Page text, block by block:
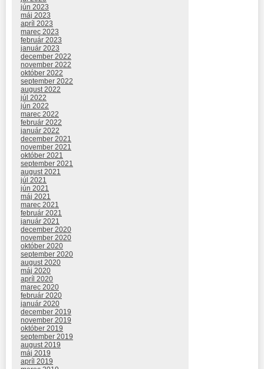
jún 2023
máj 2023
apríl 2023
marec 2023
február 2023
január 2023
december 2022
november 2022
október 2022
september 2022
august 2022
júl 2022
jún 2022
marec 2022
február 2022
január 2022
december 2021
november 2021
október 2021
september 2021
august 2021
júl 2021
jún 2021
máj 2021
marec 2021
február 2021
január 2021
december 2020
november 2020
október 2020
september 2020
august 2020
máj 2020
apríl 2020
marec 2020
február 2020
január 2020
december 2019
november 2019
október 2019
september 2019
august 2019
máj 2019
apríl 2019